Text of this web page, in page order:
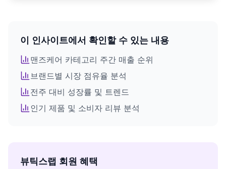
전체 인사이트를 확인하려면
회원가입이 필요합니다
로그인 후 모든 인포그래픽을 이용하세요
로그인
이 인사이트에서 확인할 수 있는 내용
맨즈케어 카테고리 주간 매출 순위
브랜드별 시장 점유율 분석
전주 대비 성장률 및 트렌드
인기 제품 및 소비자 리뷰 분석
뷰틱스랩 회원 혜택